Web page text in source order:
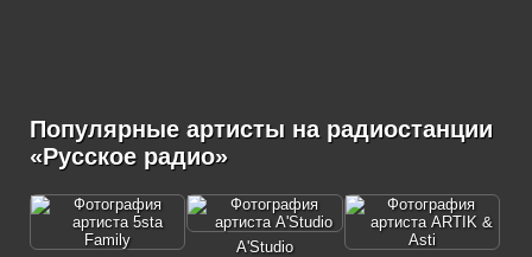
Популярные артисты на радиостанции
«Русское радио»
A'Studio